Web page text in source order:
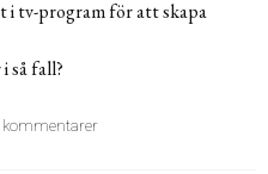
i tv-program för att skapa
så fall?
kommentarer